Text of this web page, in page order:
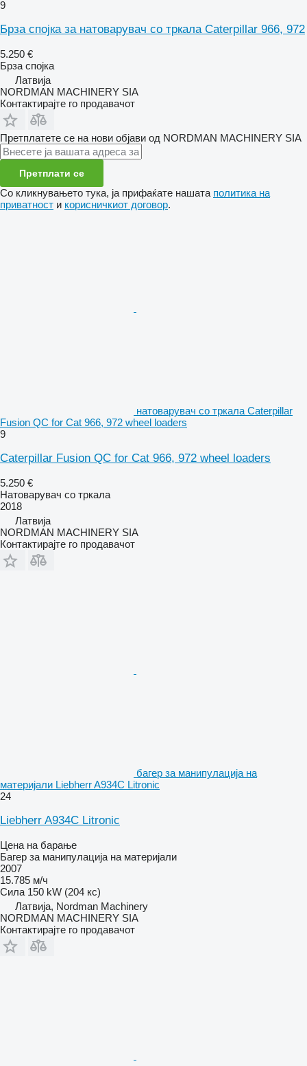
9
Брза спојка за натоварувач со тркала Caterpillar 966, 972
5.250 €
Брза спојка
Латвија
NORDMAN MACHINERY SIA
Контактирајте го продавачот
Претплатете се на нови објави од NORDMAN MACHINERY SIA
Претплати се
Со кликнувањето тука, ја прифаќате нашата политика на
приватност и корисничкиот договор.
натоварувач со тркала Caterpillar
Fusion QC for Cat 966, 972 wheel loaders
9
Caterpillar Fusion QC for Cat 966, 972 wheel loaders
5.250 €
Натоварувач со тркала
2018
Латвија
NORDMAN MACHINERY SIA
Контактирајте го продавачот
багер за манипулација на
материјали Liebherr A934C Litronic
24
Liebherr A934C Litronic
Цена на барање
Багер за манипулација на материјали
2007
15.785 м/ч
Сила 150 kW (204 кс)
Латвија, Nordman Machinery
NORDMAN MACHINERY SIA
Контактирајте го продавачот